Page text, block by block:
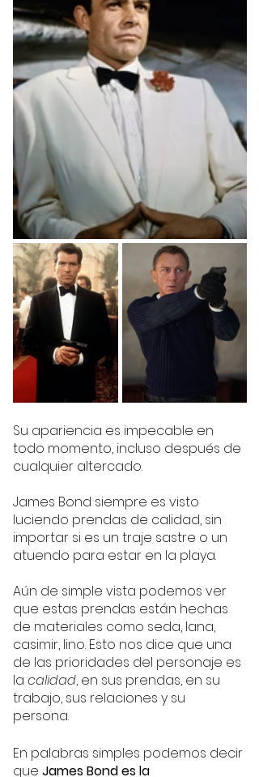
Su apariencia es impecable en
todo momento, incluso después de
cualquier altercado.
James Bond siempre es visto
luciendo prendas de calidad, sin
importar si es un traje sastre o un
atuendo para estar en la playa.
Aún de simple vista podemos ver
que estas prendas están hechas
de materiales como seda, lana,
casimir, lino. Esto nos dice que una
de las prioridades del personaje es
la calidad, en sus prendas, en su
trabajo, sus relaciones y su
persona.
En palabras simples podemos decir
que James Bond es la